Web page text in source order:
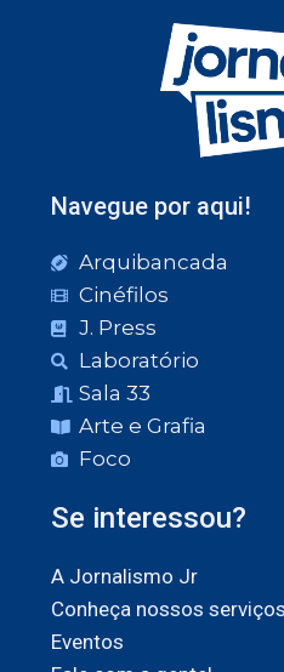
Navegue por aqui!
Arquibancada
Cinéfilos
J. Press
Laboratório
Sala 33
Arte e Grafia
Foco
Se interessou?
A Jornalismo Jr
Conheça nossos
Eventos